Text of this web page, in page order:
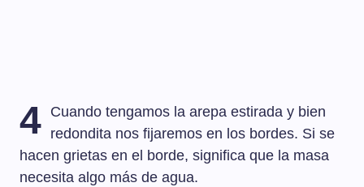
4 Cuando tengamos la arepa estirada y bien
redondita nos fijaremos en los bordes. Si se
hacen grietas en el borde, significa que la masa
necesita algo más de agua.